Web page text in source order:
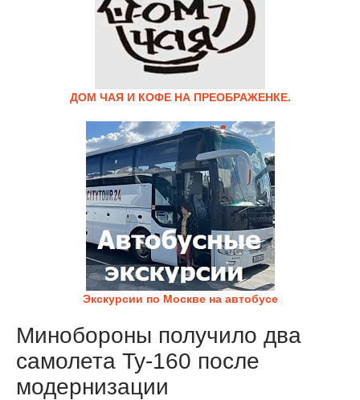
ДОМ ЧАЯ И КОФЕ НА ПРЕОБРАЖЕНКЕ.
Экскурсии по Москве на автобусе
Минобороны получило два
самолета Ту-160 после
модернизации